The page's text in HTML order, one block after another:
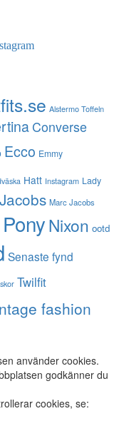
Alstermo Toffeln
Converse
Ecco Emmy
Hatt Instagram Lady
Marc Jacobs
Nixon ootd
Senaste fynd
Twilfit
fashion
använder cookies.
godkänner du
cookies, se: